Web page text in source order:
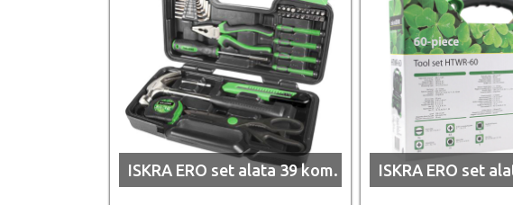
ISKRA ERO set alata 39 kom. ISKRA ERO set